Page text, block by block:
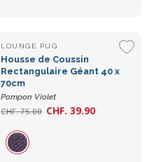
LOUNGE PUG
Housse de Coussin
Rectangulaire Géant 40 x
70cm
Pompon Violet
CHF. 75.00 CHF. 39.90